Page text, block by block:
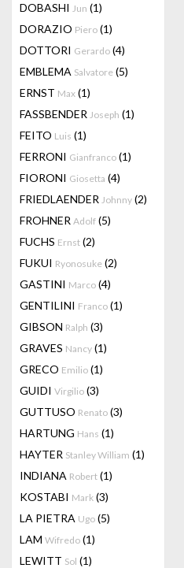
DOBASHI Jun (1)
DORAZIO Piero (1)
DOTTORI Gerardo (4)
EMBLEMA Salvatore (5)
ERNST Max (1)
FASSBENDER Joseph (1)
FEITO Luis (1)
FERRONI Gianfranco (1)
FIORONI Giosetta (4)
FRIEDLAENDER Johnny (2)
FROHNER Adolf (5)
FUCHS Ernst (2)
FUKUI Ryonosuke (2)
GASTINI Marco (4)
GENTILINI Franco (1)
GIBSON Ralph (3)
GRAVES Nancy (1)
GRECO Emilio (1)
GUIDI Virgilio (3)
GUTTUSO Renato (3)
HARTUNG Hans (1)
HAYTER Stanley William (1)
INDIANA Robert (1)
KOSTABI Mark (3)
LA PIETRA Ugo (5)
LAM Wifredo (1)
LEWITT Sol (1)